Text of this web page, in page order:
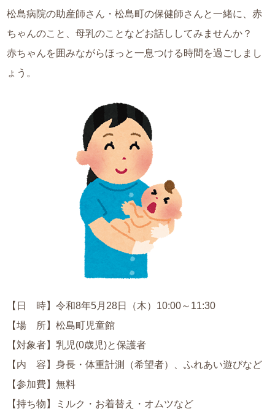
松島病院の助産師さん・松島町の保健師さんと一緒に、赤
ちゃんのこと、母乳のことなどお話ししてみませんか？
赤ちゃんを囲みながらほっと一息つける時間を過ごしまし
ょう。
【日 時】令和8年5月28日（木）10:00～11:30
【場 所】松島町児童館
【対象者】乳児(0歳児)と保護者
【内 容】身長・体重計測（希望者）、ふれあい遊びなど
【参加費】無料
【持ち物】ミルク・お着替え・オムツなど